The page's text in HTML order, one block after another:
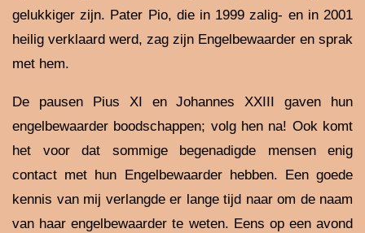
gelukkiger zijn. Pater Pio, die in 1999 zalig- en in 2001
heilig verklaard werd, zag zijn Engelbewaarder en sprak
met hem.
De pausen Pius XI en Johannes XXIII gaven hun
engelbewaarder boodschappen; volg hen na! Ook komt
het voor dat sommige begenadigde mensen enig
contact met hun Engelbewaarder hebben. Een goede
kennis van mij verlangde er lange tijd naar om de naam
van haar engelbewaarder te weten. Eens op een avond